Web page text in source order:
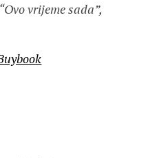
vrijeme sada”,